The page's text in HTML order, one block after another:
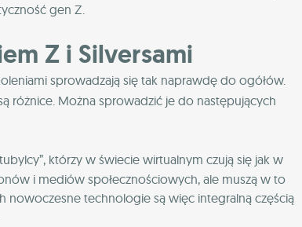
gen Z.
Z i Silversami
sprowadzają się tak naprawdę do ogółów.
różnice. Można sprowadzić je do następujących
którzy w świecie wirtualnym czują się jak w
i mediów społecznościowych, ale muszą w to
nowoczesne technologie są więc integralną częścią